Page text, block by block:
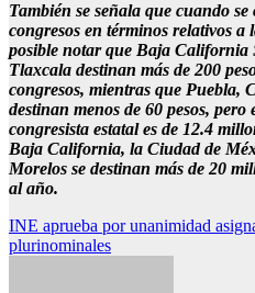
También se señala que cuando
congresos en términos relativos a
posible notar que Baja
Tlaxcala destinan más de 200
congresos, mientras que Puebla,
destinan menos de 60 pesos,
congresista estatal es de 12.4
Baja California, la Ciudad de
Morelos se destinan más de 20
al año.
Navegación
de
INE aprueba por unanimidad
plurinominales